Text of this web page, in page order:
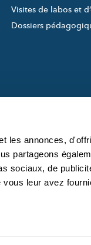
les annonces,
partageons
sociaux, de
leur avez
Visites de labos et
Dossiers
À